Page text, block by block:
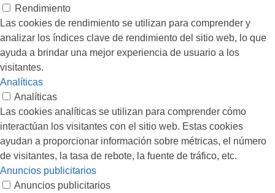
Rendimiento
Las cookies de rendimiento se utilizan para comprender y
analizar los índices clave de rendimiento del sitio web, lo que
ayuda a brindar una mejor experiencia de usuario a los
visitantes.
Analíticas
Analíticas
Las cookies analíticas se utilizan para comprender cómo
interactúan los visitantes con el sitio web. Estas cookies
ayudan a proporcionar información sobre métricas, el número
de visitantes, la tasa de rebote, la fuente de tráfico, etc.
Anuncios publicitarios
Anuncios publicitarios